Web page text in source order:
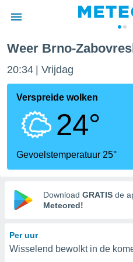
door
verstrekte
hoge
hebt de
voor
op basis
Weer Brno-
20:34 Vrijdag
Verspreide wolken
24°
Gevoelstemperatuur 25°
Download GRATIS de
Meteored!
Per uur
Wisselend bewolkt in de